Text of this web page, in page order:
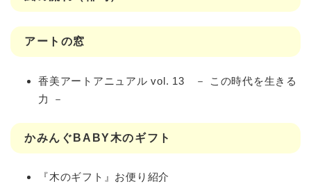
アートの窓
香美アートアニュアル vol. 13 － この時代を生きる
力 －
かみんぐBABY木のギフト
『木のギフト』お便り紹介